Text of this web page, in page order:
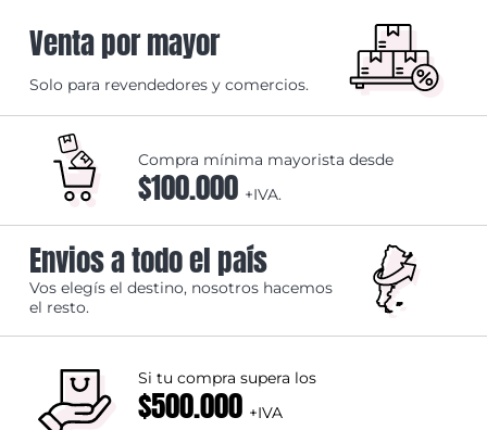
Venta por mayor
Solo para revendedores y comercios.
Compra mínima mayorista desde
$100.000 +IVA.
Envios a todo el país
Vos elegís el destino, nosotros hacemos
el resto.
Si tu compra supera los
$500.000 +IVA